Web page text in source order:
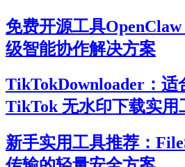
免费开源工具OpenClaw
级智能协作解决方案
TikTokDownloader：适
TikTok 无水印下载实用
新手实用工具推荐：